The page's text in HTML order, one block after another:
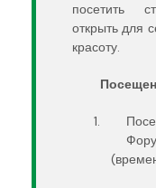
посетить
открыть для
красоту.